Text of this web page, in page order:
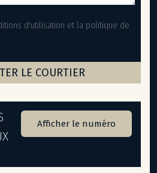
d'utilisation et la politique de
Afficher le numéro